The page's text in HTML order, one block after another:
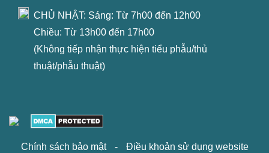
CHỦ NHẬT: Sáng: Từ 7h00 đến 12h00
Chiều: Từ 13h00 đến 17h00
(Không tiếp nhận thực hiện tiểu phẫu/thủ
thuật/phẫu thuật)
Chính sách bảo mật - Điều khoản sử dụng website